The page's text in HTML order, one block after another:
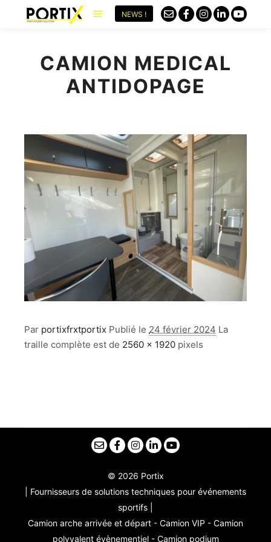
NEWS !
CAMION MEDICAL
ANTIDOPAGE
Par portixfrxtportix Publié le 24 février 2024 La
traille complète est de 2560 × 1920 pixels
© 2026 Portix
| Fournisseurs de solutions techniques pour événements
sportifs |
Camion arche arrivée et départ - Camion VIP - Camion
polyvalent évènementiel - Camion podium